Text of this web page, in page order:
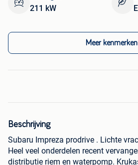
211 kW
Meer kenmerken
Beschrijving
Subaru Impreza prodrive . Lichte
Heel veel onderdelen recent
distributie riem en waterpomp.